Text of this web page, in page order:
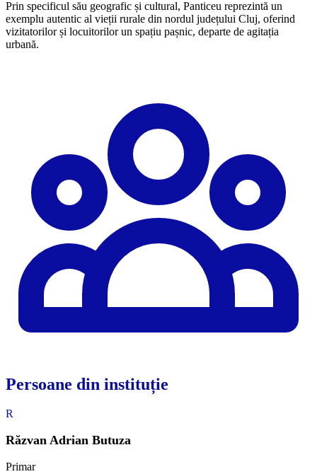
Prin specificul său geografic și cultural, Panticeu reprezintă un
exemplu autentic al vieții rurale din nordul județului Cluj, oferind
vizitatorilor și locuitorilor un spațiu pașnic, departe de agitația
urbană.
Persoane din instituție
R
Răzvan Adrian Butuza
Primar